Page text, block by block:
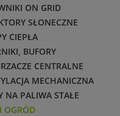
ON GRID
SŁONECZNE
CIEPŁA
BUFORY
CENTRALNE
MECHANICZNA
NA PALIWA STAŁE
OGRÓD